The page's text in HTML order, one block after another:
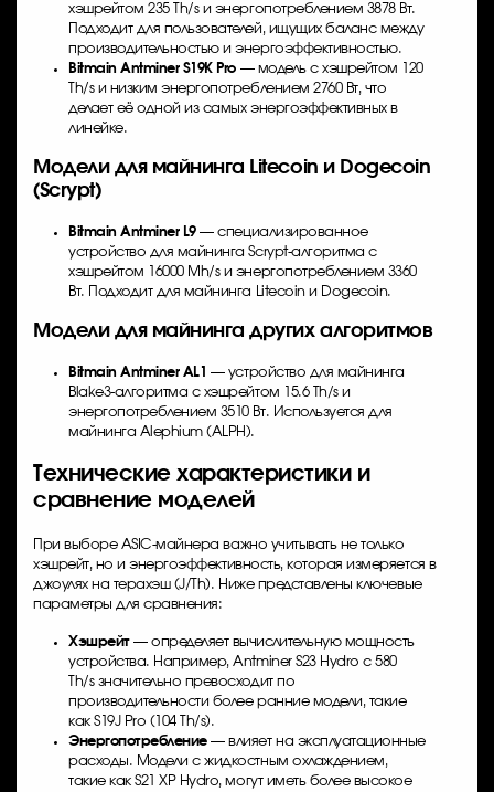
хэшрейтом 235 Th/s и энергопотреблением 3878 Вт.
Подходит для пользователей, ищущих баланс между
производительностью и энергоэффективностью.
Bitmain Antminer S19K Pro — модель с хэшрейтом 120
Th/s и низким энергопотреблением 2760 Вт, что
делает её одной из самых энергоэффективных в
линейке.
Модели для майнинга Litecoin и Dogecoin
(Scrypt)
Bitmain Antminer L9— специализированное
устройство для майнинга Scrypt-алгоритма с
хэшрейтом 16000 Mh/s и энергопотреблением 3360
Вт. Подходит для майнинга Litecoin и Dogecoin.
Модели для майнинга других алгоритмов
Bitmain Antminer AL1 — устройство для майнинга
Blake3-алгоритма с хэшрейтом 15.6 Th/s и
энергопотреблением 3510 Вт. Используется для
майнинга Alephium (ALPH).
Технические характеристики и
сравнение моделей
При выборе ASIC-майнера важно учитывать не только
хэшрейт, но и энергоэффективность, которая измеряется в
джоулях на терахэш (J/Th). Ниже представлены ключевые
параметры для сравнения:
Хэшрейт— определяет вычислительную мощность
устройства. Например, Antminer S23 Hydro с 580
Th/s значительно превосходит по
производительности более ранние модели, такие
как S19J Pro (104 Th/s).
Энергопотребление— влияет на эксплуатационные
расходы. Модели с жидкостным охлаждением,
такие как S21 XP Hydro, могут иметь более высокое